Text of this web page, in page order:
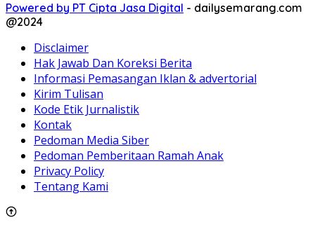
Powered by PT Cipta Jasa Digital - dailysemarang.com
@2024
Disclaimer
Hak Jawab Dan Koreksi Berita
Informasi Pemasangan Iklan & advertorial
Kirim Tulisan
Kode Etik Jurnalistik
Kontak
Pedoman Media Siber
Pedoman Pemberitaan Ramah Anak
Privacy Policy
Tentang Kami